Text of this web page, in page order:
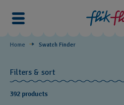
Swatch
Finder
Home Swatch Finder
Filters & sort
392 products